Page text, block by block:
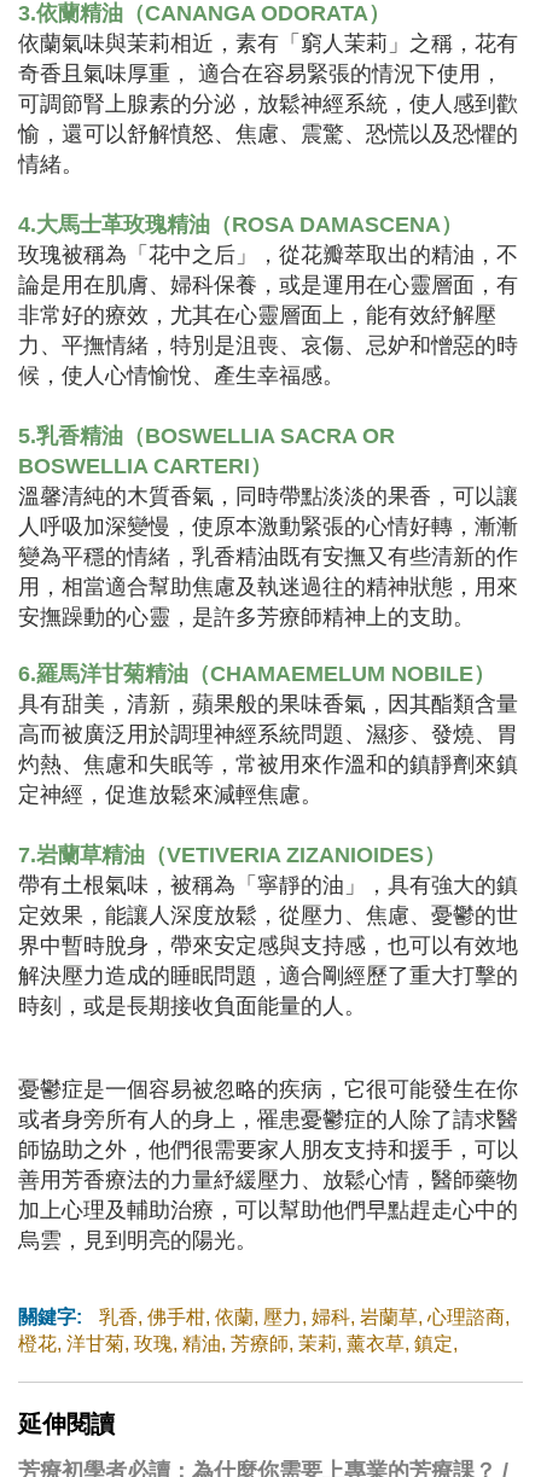
3.依蘭精油（CANANGA ODORATA）
依蘭氣味與茉莉相近，素有「窮人茉莉」之稱，花有
奇香且氣味厚重， 適合在容易緊張的情況下使用，
可調節腎上腺素的分泌，放鬆神經系統，使人感到歡
愉，還可以舒解憤怒、焦慮、震驚、恐慌以及恐懼的
情緒。
4.大馬士革玫瑰精油（ROSA DAMASCENA）
玫瑰被稱為「花中之后」，從花瓣萃取出的精油，不
論是用在肌膚、婦科保養，或是運用在心靈層面，有
非常好的療效，尤其在心靈層面上，能有效紓解壓
力、平撫情緒，特別是沮喪、哀傷、忌妒和憎惡的時
候，使人心情愉悅、產生幸福感。
5.乳香精油（BOSWELLIA SACRA OR
BOSWELLIA CARTERI）
溫馨清純的木質香氣，同時帶點淡淡的果香，可以讓
人呼吸加深變慢，使原本激動緊張的心情好轉，漸漸
變為平穩的情緒，乳香精油既有安撫又有些清新的作
用，相當適合幫助焦慮及執迷過往的精神狀態，用來
安撫躁動的心靈，是許多芳療師精神上的支助。
6.羅馬洋甘菊精油（CHAMAEMELUM NOBILE）
具有甜美，清新，蘋果般的果味香氣，因其酯類含量
高而被廣泛用於調理神經系統問題、濕疹、發燒、胃
灼熱、焦慮和失眠等，常被用來作溫和的鎮靜劑來鎮
定神經，促進放鬆來減輕焦慮。
7.岩蘭草精油（VETIVERIA ZIZANIOIDES）
帶有土根氣味，被稱為「寧靜的油」，具有強大的鎮
定效果，能讓人深度放鬆，從壓力、焦慮、憂鬱的世
界中暫時脫身，帶來安定感與支持感，也可以有效地
解決壓力造成的睡眠問題，適合剛經歷了重大打擊的
時刻，或是長期接收負面能量的人。
憂鬱症是一個容易被忽略的疾病，它很可能發生在你
或者身旁所有人的身上，罹患憂鬱症的人除了請求醫
師協助之外，他們很需要家人朋友支持和援手，可以
善用芳香療法的力量紓緩壓力、放鬆心情，醫師藥物
加上心理及輔助治療，可以幫助他們早點趕走心中的
烏雲，見到明亮的陽光。
關鍵字: 乳香, 佛手柑, 依蘭, 壓力, 婦科, 岩蘭草, 心理諮商,
橙花, 洋甘菊, 玫瑰, 精油, 芳療師, 茉莉, 薰衣草, 鎮定,
延伸閱讀
芳療初學者必讀：為什麼你需要上專業的芳療課？ /